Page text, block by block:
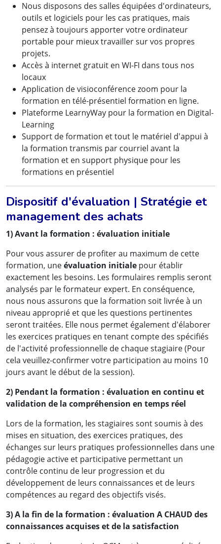
Nous disposons des salles équipées d'ordinateurs,
outils et logiciels pour les cas pratiques, mais
pensez à toujours apporter votre ordinateur
portable pour mieux travailler sur vos propres
projets.
Accès à internet gratuit en WI-FI dans tous nos
locaux
Application de visioconférence zoom pour la
formation en télé-présentiel formation en ligne.
Plateforme LearnyWay pour la formation en Digital-
Learning
Support de formation et tout le matériel d'appui à
la formation transmis par courriel avant la
formation et en support physique pour les
formations en présentiel
Dispositif d'évaluation | Stratégie et
management des achats
1) Avant la formation : évaluation initiale
Pour vous assurer de profiter au maximum de cette
formation, uneévaluation initiale pour établir
exactement les besoins. Les formulaires remplis seront
analysés par le formateur expert. En conséquence,
nous nous assurons que la formation soit livrée à un
niveau approprié et que les questions pertinentes
seront traitées. Elle nous permet également d'élaborer
les exercices pratiques en tenant compte des spécifiés
de l'activité professionnelle de chaque stagiaire (Pour
cela veuillez-confirmer votre participation au moins 10
jours avant le début de la session).
2) Pendant la formation : évaluation en continu et
validation de la compréhension en temps réel
Lors de la formation, les stagiaires sont soumis à des
mises en situation, des exercices pratiques, des
échanges sur leurs pratiques professionnelles dans une
pédagogie active et participative permettant un
contrôle continu de leur progression et du
développement de leurs connaissances et de leurs
compétences au regard des objectifs visés.
3) A la fin de la formation : évaluation A CHAUD des
connaissances acquises et de la satisfaction